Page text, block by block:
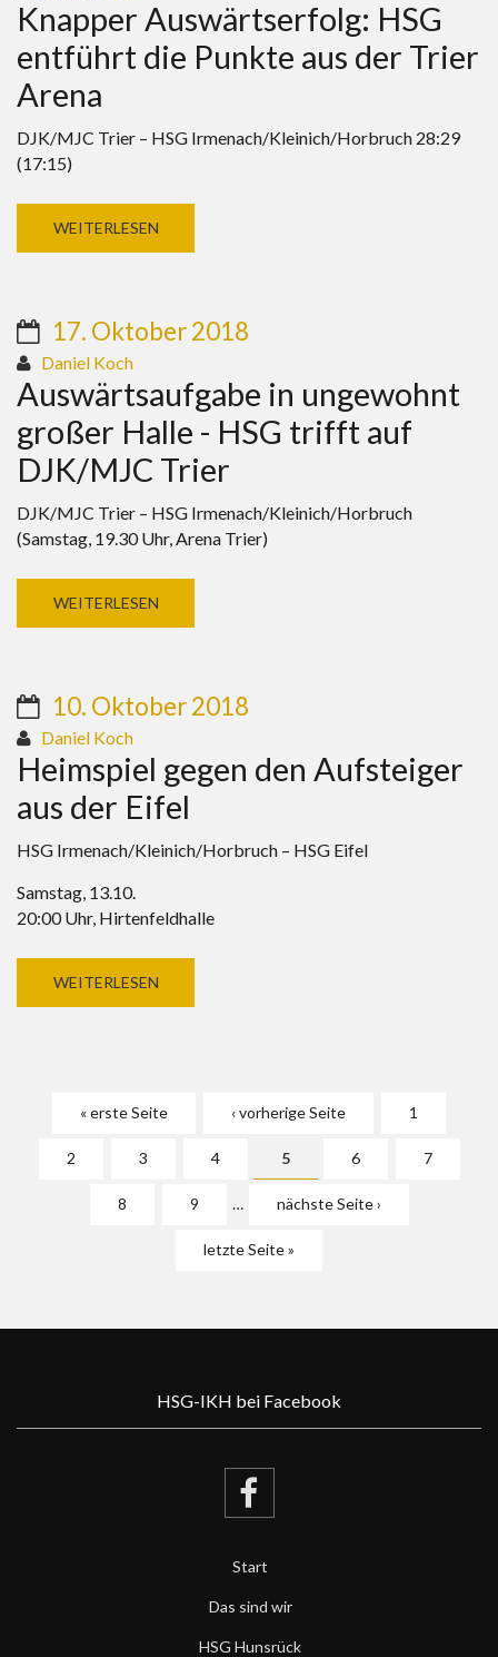
Knapper Auswärtserfolg: HSG
entführt die Punkte aus der Trier
Arena
DJK/MJC Trier – HSG Irmenach/Kleinich/Horbruch 28:29
(17:15)
WEITERLESEN
17. Oktober 2018
Daniel Koch
Auswärtsaufgabe in ungewohnt
großer Halle - HSG trifft auf
DJK/MJC Trier
DJK/MJC Trier – HSG Irmenach/Kleinich/Horbruch
(Samstag, 19.30 Uhr, Arena Trier)
WEITERLESEN
10. Oktober 2018
Daniel Koch
Heimspiel gegen den Aufsteiger
aus der Eifel
HSG Irmenach/Kleinich/Horbruch – HSG Eifel
Samstag, 13.10.
20:00 Uhr, Hirtenfeldhalle
WEITERLESEN
« erste Seite ‹ vorherige Seite 1
2 3 4 5 6 7
8 9 … nächste Seite ›
letzte Seite »
HSG-IKH bei Facebook
Start
Das sind wir
HSG Hunsrück